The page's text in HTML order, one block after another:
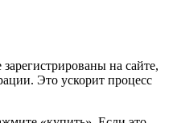
на сайте,
Это ускорит процесс